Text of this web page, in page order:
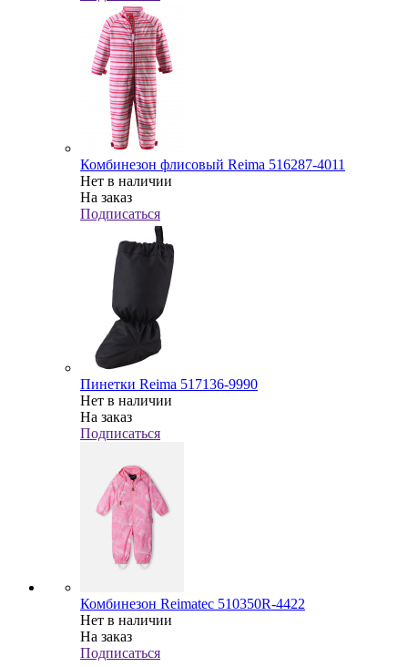
Комбинезон флисовый Reima 516287-4011
Нет в наличии
На заказ
Подписаться
Пинетки Reima 517136-9990
Нет в наличии
На заказ
Подписаться
Комбинезон Reimatec 510350R-4422
Нет в наличии
На заказ
Подписаться